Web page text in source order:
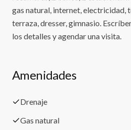
gas natural, internet, electricidad,
terraza, dresser, gimnasio.
los detalles y agendar una visita.
Amenidades
Drenaje
Gas natural